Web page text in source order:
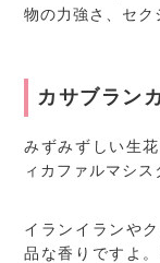
物の力強さ、セク
カサブラン
みずみずしい生
ィカファルマシス
イランイランや
品な香りですよ